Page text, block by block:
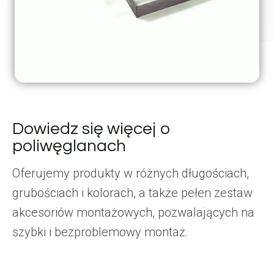
Dowiedz się więcej o
poliwęglanach
Oferujemy produkty w różnych długościach,
grubościach i kolorach, a także pełen zestaw
akcesoriów montażowych, pozwalających na
szybki i bezproblemowy montaż.